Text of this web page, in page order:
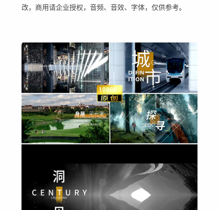
改，商用请企业授权，音频、音效、字体，仅供参考。